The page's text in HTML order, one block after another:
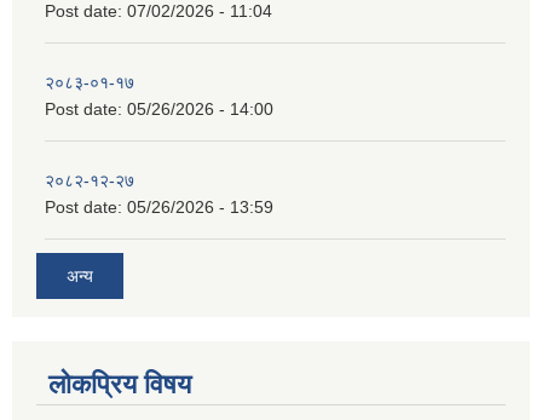
Post date: 07/02/2026 - 11:04
२०८३-०१-१७
Post date: 05/26/2026 - 14:00
२०८२-१२-२७
Post date: 05/26/2026 - 13:59
अन्य
लोकप्रिय विषय